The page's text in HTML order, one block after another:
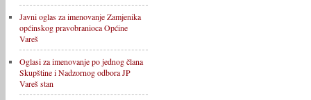
Javni oglas za imenovanje Zamjenika
općinskog pravobranioca Općine
Vareš
Oglasi za imenovanje po jednog člana
Skupštine i Nadzornog odbora JP
Vareš stan